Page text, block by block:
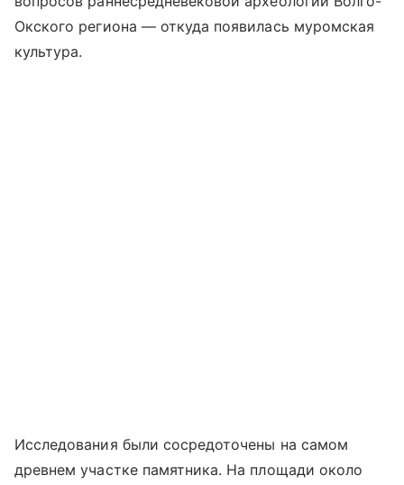
Окского региона — откуда появилась муромская
культура.
Исследования были сосредоточены на самом
древнем участке памятника. На площади около